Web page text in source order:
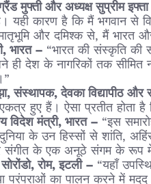
मुफ्ती और अध्यक्ष सुप्रीम इफ्ता
यही कारण है कि मैं भगवान से
और दमिश्क से, मैं भारत
भारत – “भारत की संस्कृति की
देश के नागरिकों तक सीमित
संस्थापक, देवका विद्यापीठ और
हुए हैं। ऐसा प्रतीत होता
विदेश मंत्री, भारत – “इस
के उन हिस्सों से शांति,
संगीत के एक अनूठे संगम के रूप में
रोम, इटली – “यहाँ
परंपराओं का पालन करने में